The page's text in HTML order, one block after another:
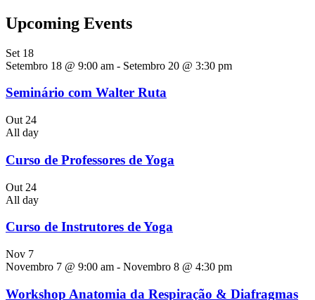
Upcoming Events
Set 18
Setembro 18 @ 9:00 am - Setembro 20 @ 3:30 pm
Seminário com Walter Ruta
Out 24
All day
Curso de Professores de Yoga
Out 24
All day
Curso de Instrutores de Yoga
Nov 7
Novembro 7 @ 9:00 am - Novembro 8 @ 4:30 pm
Workshop Anatomia da Respiração & Diafragmas